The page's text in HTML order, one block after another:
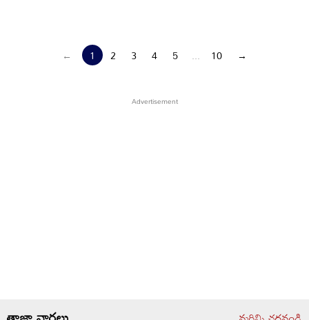
← 1 2 3 4 5 ... 10 →